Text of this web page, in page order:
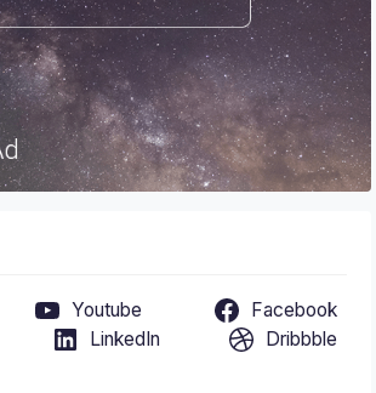
Youtube
Facebook
LinkedIn Dribbble